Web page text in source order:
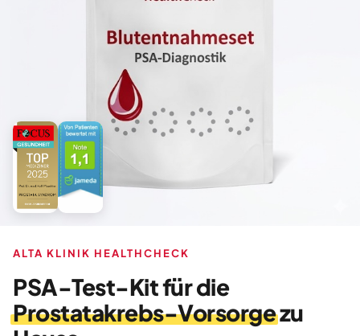
ALTA KLINIK HEALTHCHECK
PSA-Test-Kit für die
Prostatakrebs-Vorsorgezu